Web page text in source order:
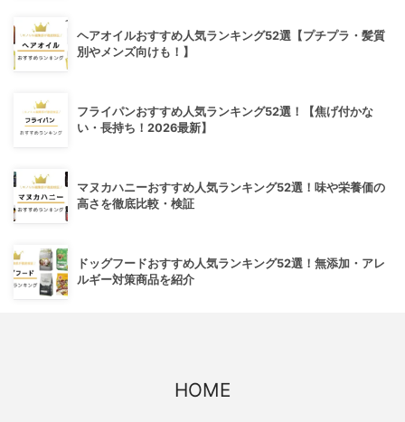
ヘアオイルおすすめ人気ランキング52選【プチプラ・髪質
別やメンズ向けも！】
フライパンおすすめ人気ランキング52選！【焦げ付かな
い・長持ち！2026最新】
マヌカハニーおすすめ人気ランキング52選！味や栄養価の
高さを徹底比較・検証
ドッグフードおすすめ人気ランキング52選！無添加・アレ
ルギー対策商品を紹介
HOME